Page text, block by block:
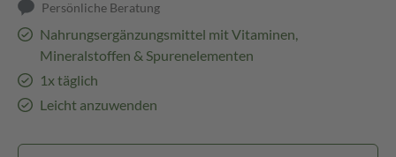
Persönliche Beratung
Nahrungsergänzungsmittel mit Vitaminen,
Mineralstoffen & Spurenelementen
1x täglich
Leicht anzuwenden